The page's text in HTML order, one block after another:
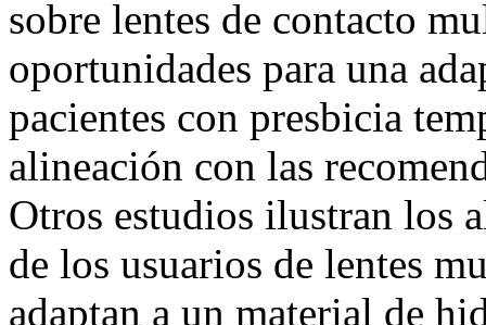
sobre lentes de contacto
oportunidades para una
pacientes con presbicia
alineación con las
Otros estudios ilustran los
de los usuarios de lentes
adaptan a un material de